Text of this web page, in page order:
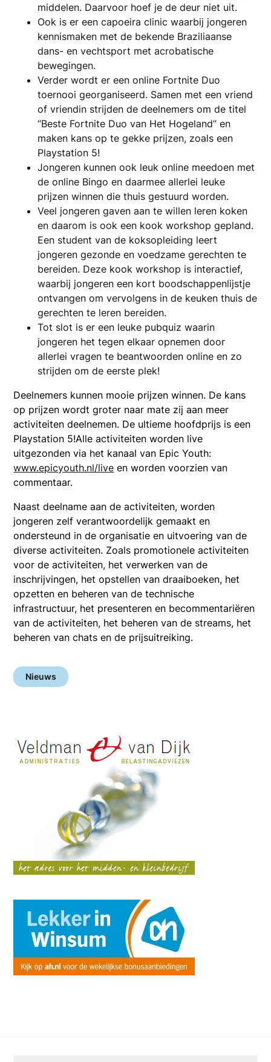
middelen. Daarvoor hoef je de deur niet uit.
Ook is er een capoeira clinic waarbij jongeren
kennismaken met de bekende Braziliaanse
dans- en vechtsport met acrobatische
bewegingen.
Verder wordt er een online Fortnite Duo
toernooi georganiseerd. Samen met een vriend
of vriendin strijden de deelnemers om de titel
“Beste Fortnite Duo van Het Hogeland” en
maken kans op te gekke prijzen, zoals een
Playstation 5!
Jongeren kunnen ook leuk online meedoen met
de online Bingo en daarmee allerlei leuke
prijzen winnen die thuis gestuurd worden.
Veel jongeren gaven aan te willen leren koken
en daarom is ook een kook workshop gepland.
Een student van de koksopleiding leert
jongeren gezonde en voedzame gerechten te
bereiden. Deze kook workshop is interactief,
waarbij jongeren een kort boodschappenlijstje
ontvangen om vervolgens in de keuken thuis de
gerechten te leren bereiden.
Tot slot is er een leuke pubquiz waarin
jongeren het tegen elkaar opnemen door
allerlei vragen te beantwoorden online en zo
strijden om de eerste plek!
Deelnemers kunnen mooie prijzen winnen. De kans
op prijzen wordt groter naar mate zij aan meer
activiteiten deelnemen. De ultieme hoofdprijs is een
Playstation 5!Alle activiteiten worden live
uitgezonden via het kanaal van Epic Youth:
www.epicyouth.nl/live en worden voorzien van
commentaar.
Naast deelname aan de activiteiten, worden
jongeren zelf verantwoordelijk gemaakt en
ondersteund in de organisatie en uitvoering van de
diverse activiteiten. Zoals promotionele activiteiten
voor de activiteiten, het verwerken van de
inschrijvingen, het opstellen van draaiboeken, het
opzetten en beheren van de technische
infrastructuur, het presenteren en becommentariëren
van de activiteiten, het beheren van de streams, het
beheren van chats en de prijsuitreiking.
Nieuws